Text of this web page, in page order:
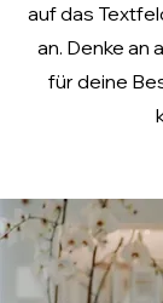
auf das
an. Denke an
für deine